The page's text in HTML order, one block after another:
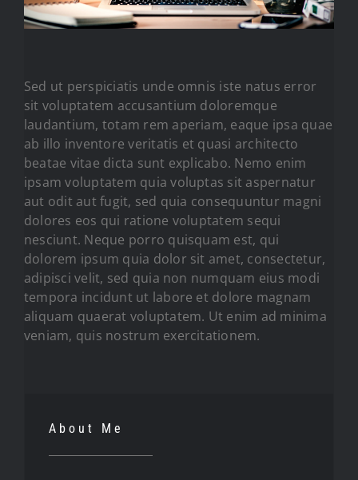
Sed ut perspiciatis unde omnis iste natus error
sit voluptatem accusantium doloremque
laudantium, totam rem aperiam, eaque ipsa quae
ab illo inventore veritatis et quasi architecto
beatae vitae dicta sunt explicabo. Nemo enim
ipsam voluptatem quia voluptas sit aspernatur
aut odit aut fugit, sed quia consequuntur magni
dolores eos qui ratione voluptatem sequi
nesciunt. Neque porro quisquam est, qui
dolorem ipsum quia dolor sit amet, consectetur,
adipisci velit, sed quia non numquam eius modi
tempora incidunt ut labore et dolore magnam
aliquam quaerat voluptatem. Ut enim ad minima
veniam, quis nostrum exercitationem.
About Me